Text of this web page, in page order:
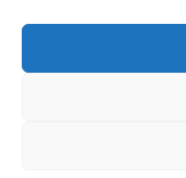
© 2026 FAZPREV –
CNPJ: 05.145.721/0001-03 |